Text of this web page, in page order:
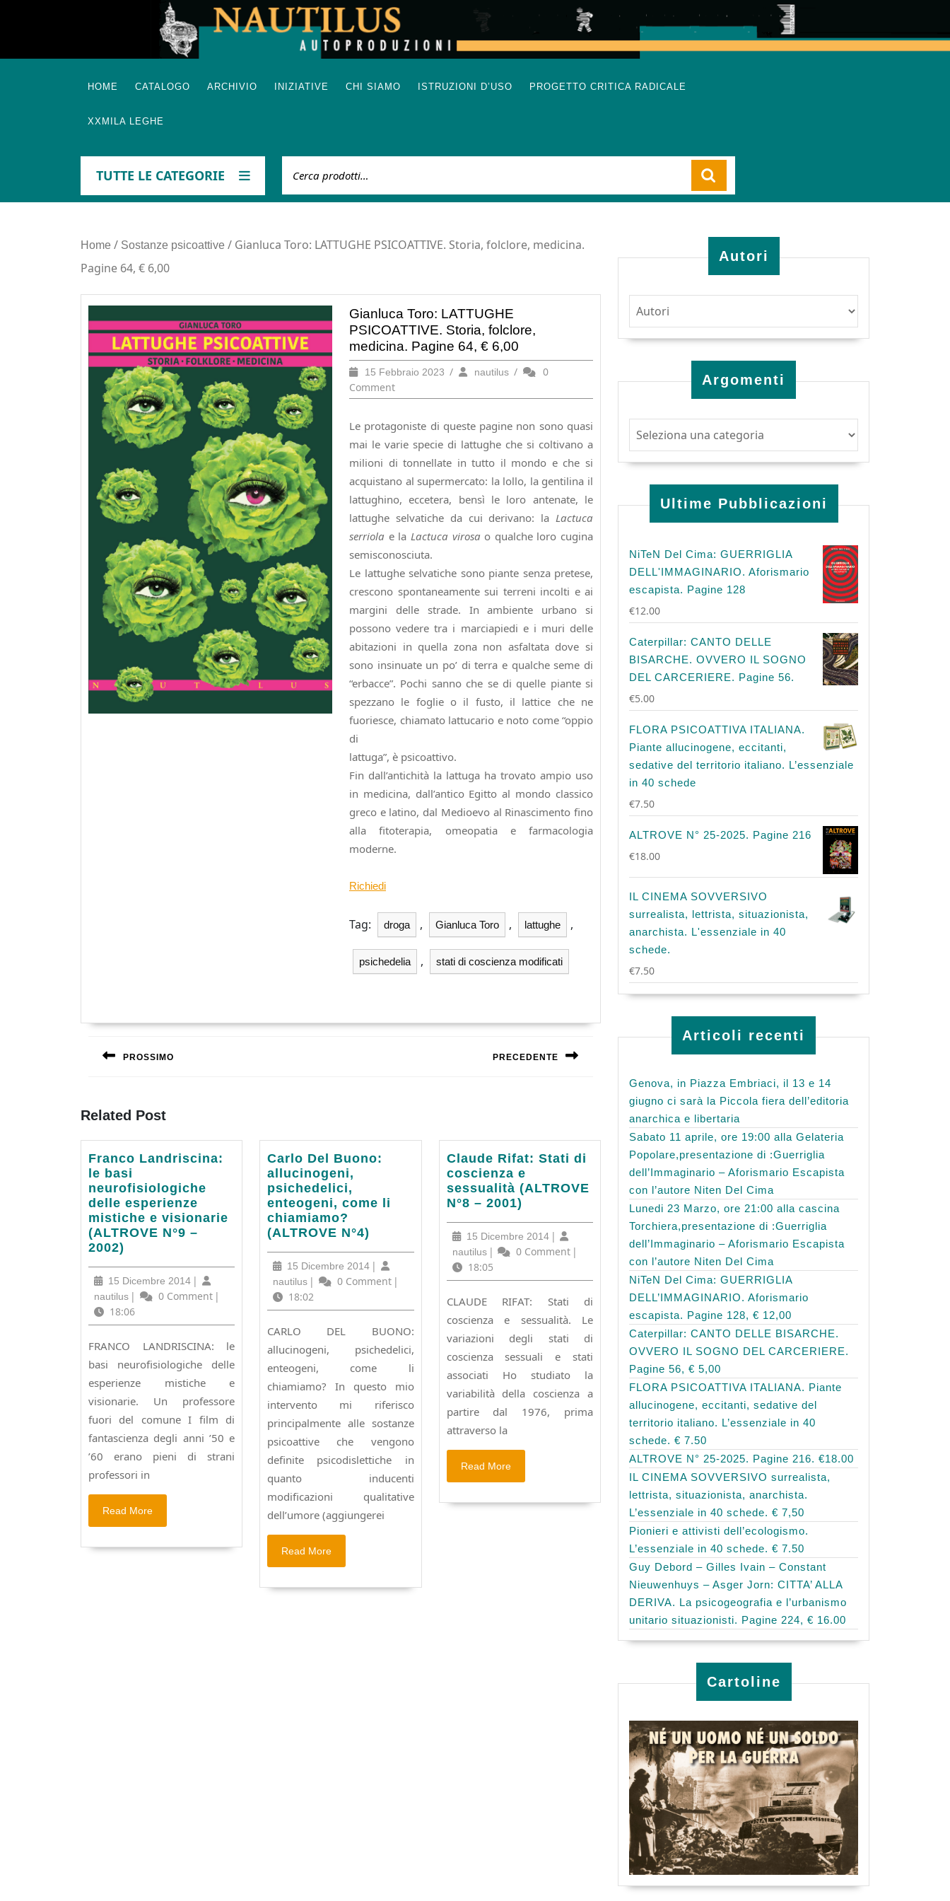
HOME CATALOGO ARCHIVIO INIZIATIVE CHI SIAMO ISTRUZIONI D’USO PROGETTO CRITICA RADICALE
XXMILA LEGHE
TUTTE LE CATEGORIE
Home / Sostanze psicoattive / Gianluca Toro: LATTUGHE PSICOATTIVE. Storia, folclore, medicina.
Pagine 64, € 6,00
Gianluca Toro: LATTUGHE
PSICOATTIVE. Storia, folclore,
medicina. Pagine 64, € 6,00
15 Febbraio 2023 15
2023
/ nautilusnautilus
/
0
Comment
Le protagoniste di queste pagine non sono quasi
mai le varie specie di lattughe che si coltivano a
milioni di tonnellate in tutto il mondo e che si
acquistano al supermercato: la lollo, la gentilina il
lattughino, eccetera, bensì le loro antenate, le
lattughe selvatiche da cui derivano: la Lactuca
serriola e la Lactuca virosa o qualche loro cugina
semisconosciuta.
Le lattughe selvatiche sono piante senza pretese,
crescono spontaneamente sui terreni incolti e ai
margini delle strade. In ambiente urbano si
possono vedere tra i marciapiedi e i muri delle
abitazioni in quella zona non asfaltata dove si
sono insinuate un po’ di terra e qualche seme di
“erbacce”. Pochi sanno che se di quelle piante si
spezzano le foglie o il fusto, il lattice che ne
fuoriesce, chiamato lattucario e noto come “oppio
di
lattuga”, è psicoattivo.
Fin dall’antichità la lattuga ha trovato ampio uso
in medicina, dall’antico Egitto al mondo classico
greco e latino, dal Medioevo al Rinascimento fino
alla fitoterapia, omeopatia e farmacologia
moderne.
Richiedi
Tag: droga , Gianluca Toro , lattughe ,
psichedelia , stati di coscienza modificati
Navigazione
articoli
PROSSIMO PRECEDENTE
Related Post
Franco Landriscina:
le basi
neurofisiologiche
delle esperienze
mistiche e visionarie
(ALTROVE N°9 –
2002)
Franco
Landriscina:
le
basi
neurofisiologiche
delle
esperienze
e
visionarie
(ALTROVE
N°9
2002)
15 Dicembre 201415
Dicembre
|
nautilusnautilus
| 0 Comment |
18:06
FRANCO LANDRISCINA: le
basi neurofisiologiche delle
esperienze mistiche e
visionarie. Un professore
fuori del comune I film di
fantascienza degli anni ’50 e
’60 erano pieni di strani
professori in
Read More
More
Carlo Del Buono:
allucinogeni,
psichedelici,
enteogeni, come li
chiamiamo?
(ALTROVE N°4)
Carlo
Del
Buono:
allucinogeni,
psichedelici,
enteogeni,
li
chiamiamo?
(ALTROVE
N°4)
15 Dicembre 201415
Dicembre
|
nautilusnautilus
| 0 Comment |
18:02
CARLO DEL BUONO:
allucinogeni, psichedelici,
enteogeni, come li
chiamiamo? In questo mio
intervento mi riferisco
principalmente alle sostanze
psicoattive che vengono
definite psicodislettiche in
quanto inducenti
modificazioni qualitative
dell’umore (aggiungerei
Read More
More
Claude Rifat: Stati di
coscienza e
sessualità (ALTROVE
N°8 – 2001)
Claude
Rifat:
Stati
di
e
sessualità
(ALTROVE
N°8
2001)
15 Dicembre 201415
Dicembre
|
nautilusnautilus
| 0 Comment |
18:05
CLAUDE RIFAT: Stati di
coscienza e sessualità. Le
variazioni degli stati di
coscienza sessuali e stati
associati Ho studiato la
variabilità della coscienza a
partire dal 1976, prima
attraverso la
Read MoreRead
More
Autori
Argomenti
Ultime Pubblicazioni
NiTeN Del Cima: GUERRIGLIA
DELL'IMMAGINARIO. Aforismario
escapista. Pagine 128
€12.00
Caterpillar: CANTO DELLE
BISARCHE. OVVERO IL SOGNO
DEL CARCERIERE. Pagine 56.
€5.00
FLORA PSICOATTIVA ITALIANA.
Piante allucinogene, eccitanti,
sedative del territorio italiano. L’essenziale
in 40 schede
€7.50
ALTROVE N° 25-2025. Pagine 216
€18.00
IL CINEMA SOVVERSIVO
surrealista, lettrista, situazionista,
anarchista. L'essenziale in 40
schede.
€7.50
Articoli recenti
Genova, in Piazza Embriaci, il 13 e 14
giugno ci sarà la Piccola fiera dell’editoria
anarchica e libertaria
Sabato 11 aprile, ore 19:00 alla Gelateria
Popolare,presentazione di :Guerriglia
dell’Immaginario – Aforismario Escapista
con l’autore Niten Del Cima
Lunedi 23 Marzo, ore 21:00 alla cascina
Torchiera,presentazione di :Guerriglia
dell’Immaginario – Aforismario Escapista
con l’autore Niten Del Cima
NiTeN Del Cima: GUERRIGLIA
DELL’IMMAGINARIO. Aforismario
escapista. Pagine 128, € 12,00
Caterpillar: CANTO DELLE BISARCHE.
OVVERO IL SOGNO DEL CARCERIERE.
Pagine 56, € 5,00
FLORA PSICOATTIVA ITALIANA. Piante
allucinogene, eccitanti, sedative del
territorio italiano. L’essenziale in 40
schede. € 7.50
ALTROVE N° 25-2025. Pagine 216. €18.00
IL CINEMA SOVVERSIVO surrealista,
lettrista, situazionista, anarchista.
L’essenziale in 40 schede. € 7,50
Pionieri e attivisti dell’ecologismo.
L’essenziale in 40 schede. € 7.50
Guy Debord – Gilles Ivain – Constant
Nieuwenhuys – Asger Jorn: CITTA’ ALLA
DERIVA. La psicogeografia e l’urbanismo
unitario situazionisti. Pagine 224, € 16.00
Cartoline